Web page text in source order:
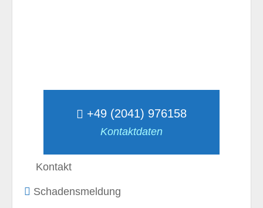
+49 (2041) 976158
Kontaktdaten
Kontakt
Schadensmeldung